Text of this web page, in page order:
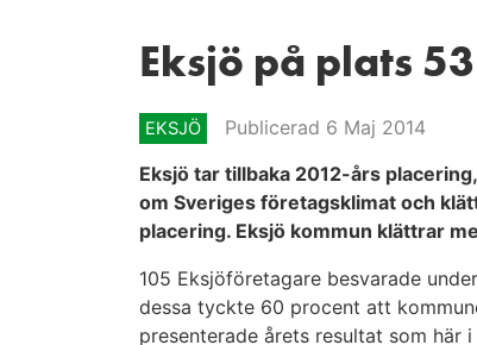
Eksjö på plats
EKSJÖ
Publicerad 6 Maj 2014
Eksjö tar tillbaka 2012-års
om Sveriges företagsklimat och
placering. Eksjö kommun klättrar
105 Eksjöföretagare besvarade
dessa tyckte 60 procent att
presenterade årets resultat som här